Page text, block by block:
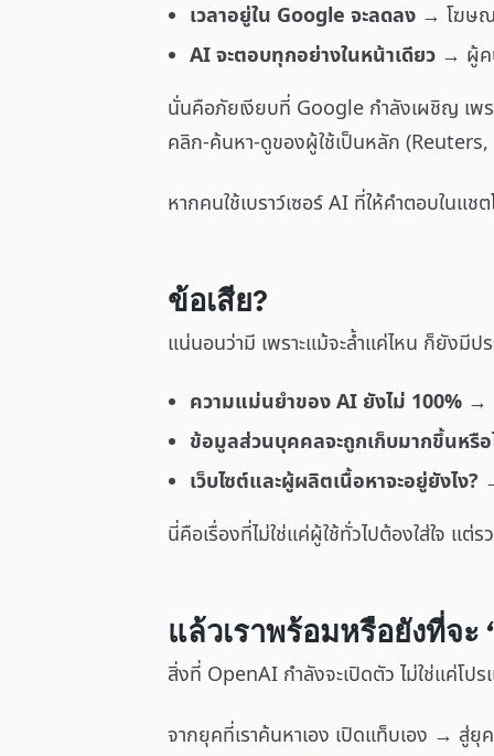
เวลาอยู่ใน Google จะลดลง → โฆษณ
AI จะตอบทุกอย่างในหน้าเดียว → ผู้ค
นั่นคือภัยเงียบที่ Google กำลังเผชิญ เพ
คลิก-ค้นหา-ดูของผู้ใช้เป็นหลัก (Reuters,
หากคนใช้เบราว์เซอร์ AI ที่ให้คำตอบในแ
ข้อเสีย?
แน่นอนว่ามี เพราะแม้จะล้ำแค่ไหน ก็ยังมีป
ความแม่นยำของ AI ยังไม่ 100% →
ข้อมูลส่วนบุคคลจะถูกเก็บมากขึ้นหรื
เว็บไซต์และผู้ผลิตเนื้อหาจะอยู่ยังไง?
นี่คือเรื่องที่ไม่ใช่แค่ผู้ใช้ทั่วไปต้องใส่ใจ แต่
แล้วเราพร้อมหรือยังที่จะ
สิ่งที่ OpenAI กำลังจะเปิดตัว ไม่ใช่แค่โป
จากยุคที่เราค้นหาเอง เปิดแท็บเอง → สู่ยุ